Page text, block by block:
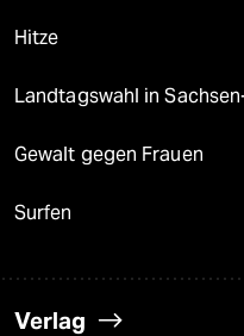
Hitze
Landtagswahl in
Gewalt gegen Frauen
Surfen
Verlag